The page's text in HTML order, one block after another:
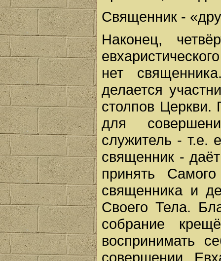
Священник -
Наконец,
нет
делается
столпов Церкви.
для
служитель - т.е.
священник -
принять
священника и
Своего Тела.
собрание
воспринимать
совершении